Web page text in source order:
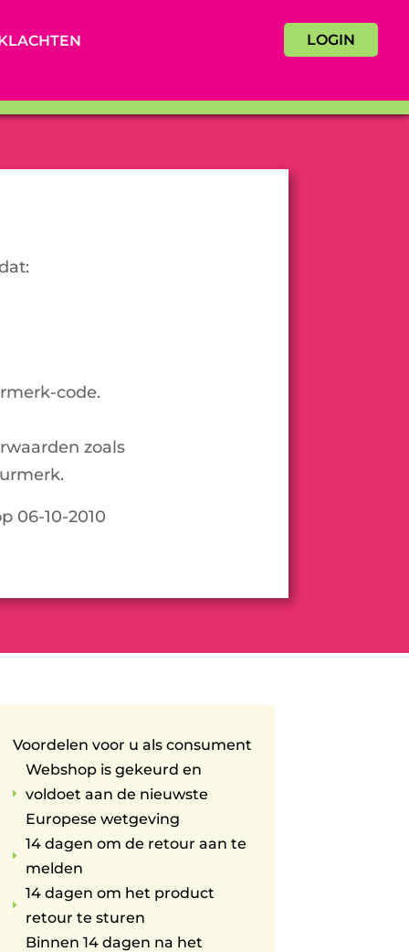
LOGIN
code.
zoals
06-10-2010
Voordelen voor u als consument
E
Webshop is gekeurd en
voldoet aan de nieuwste
Europese wetgeving
E
14 dagen om de retour aan te
melden
E
14 dagen om het product
retour te sturen
Binnen 14 dagen na het